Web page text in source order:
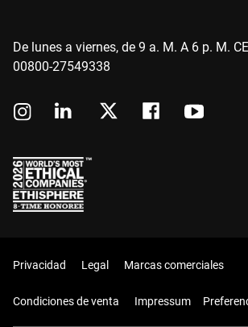
De lunes a viernes, de 9 a. M. A 6 p. M.
00800-27549338
Privacidad Legal Marcas comerciales
Condiciones de venta Impressum